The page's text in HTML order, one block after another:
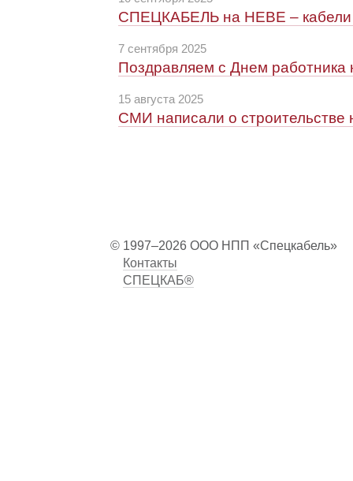
СПЕЦКАБЕЛЬ на НЕВЕ –
7 сентября 2025
Поздравляем с Днем
15 августа 2025
СМИ написали о
© 1997–2026 ООО НПП «Спецкабель»
Контакты
СПЕЦКАБ®